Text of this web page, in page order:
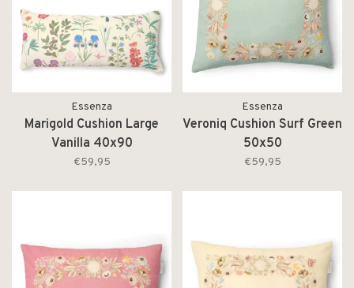
Essenza
Marigold Cushion Large
Vanilla 40x90
€59,95
Essenza
Veroniq Cushion Surf Green
50x50
€59,95